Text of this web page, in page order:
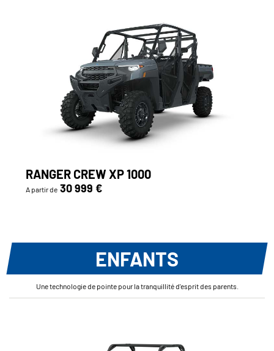
RANGER CREW XP 1000
A partir de 30 999 €
ENFANTS
Une technologie de pointe pour la tranquillité d'esprit des parents.